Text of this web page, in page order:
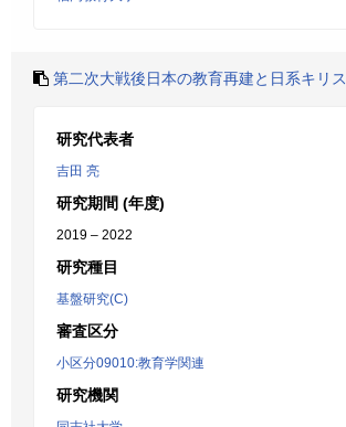
第二次大戦後日本の教育再建と日系キリ
研究代表者
吉田 亮
研究期間 (年度)
2019 – 2022
研究種目
基盤研究(C)
審査区分
小区分09010:教育学関連
研究機関